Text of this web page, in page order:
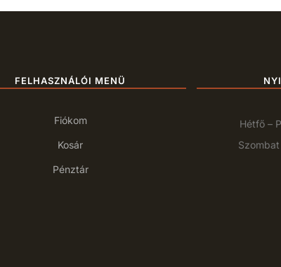
FELHASZNÁLÓI MENÜ
Fiókom
Kosár
Pénztár
Hétfő –